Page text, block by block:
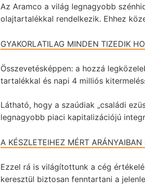
Az Aramco a világ legnagyobb
olajtartalékkal rendelkezik. Ehhez
GYAKORLATILAG MINDEN TIZEDIK
Összevetésképpen: a hozzá
tartalékkal és napi 4 milliós
Látható, hogy a szaúdiak „családi
legnagyobb piaci kapitalizációjú
A KÉSZLETEIHEZ MÉRT
Ezzel rá is világítottunk a cég
keresztül biztosan fenntartani a